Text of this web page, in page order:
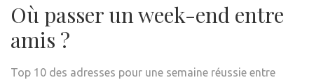
Où passer un week-end entre
amis ?
Top 10 des adresses pour une semaine réussie entre